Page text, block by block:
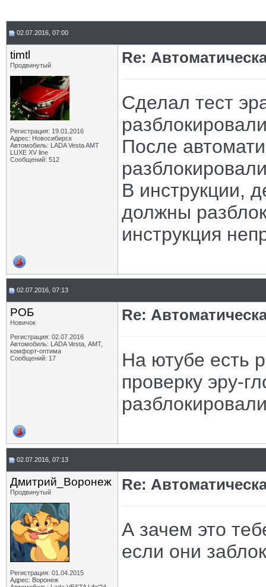
02.07.2016, 07:00
timtl
Продвинутый
Регистрация: 19.01.2016
Адрес: Новосибирск
Автомобиль: LADA Vesta AMT
LUXE XV line
Сообщений: 512
Re:
Сделал тест
После
В инструкции,
должны
инструкция
02.07.2016, 07:13
РОБ
Новичок
Регистрация: 02.07.2016
Автомобиль: LADA Vesta, АМТ,
комфорт-оптима
Сообщений: 17
Re:
На ютубе есть
проверку эру-
02.07.2016, 07:13
Дмитрий_Воронеж
Продвинутый
Регистрация: 01.04.2015
Адрес: Воронеж
Re:
А зачем это
если они